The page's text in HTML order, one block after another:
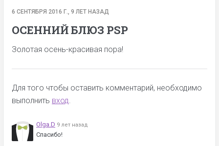
6 СЕНТЯБРЯ 2016 Г., 9 ЛЕТ НАЗАД
ОСЕННИЙ БЛЮЗ PSP
Золотая осень-красивая пора!
Для того чтобы оставить комментарий, необходимо
выполнить вход.
Olga.D 9 лет назад
Спасибо!